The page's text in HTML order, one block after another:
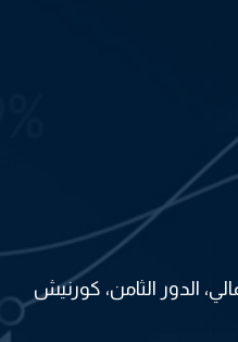
الدور الثامن، كورنيش